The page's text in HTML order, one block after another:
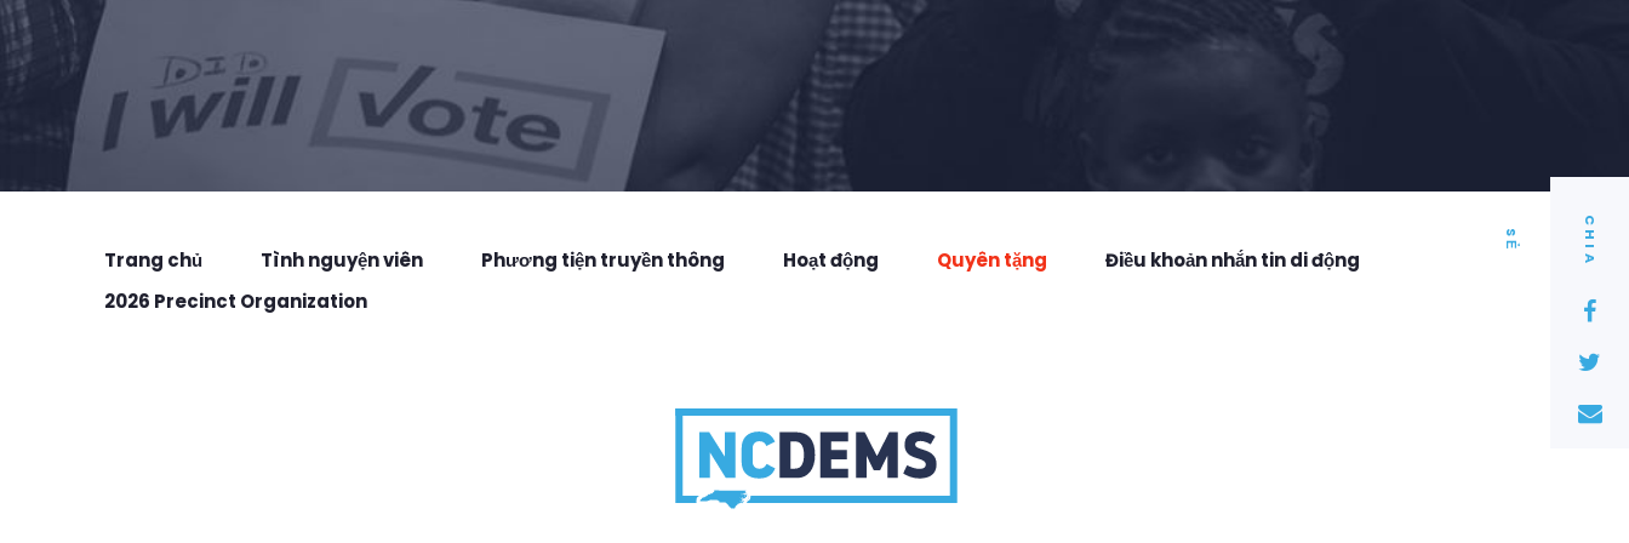
C
H I
A
S
Ẻ
Trang chủ Tình nguyện viên Phương tiện truyền thông Hoạt động Quyên tặng
Điều khoản nhắn tin di động
2026 Precinct Organization